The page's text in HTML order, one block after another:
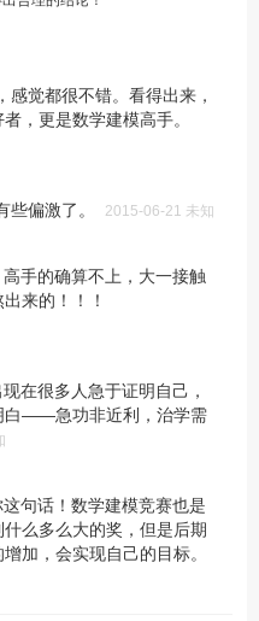
感觉都很不错。看得出来，
，更是数学建模高手。
些偏激了。 2015-06-21 未知
手的确算不上，大一接触
来的！！！
在很多人急于证明自己，
白——急功非近利，治学需
句话！数学建模竞赛也是
么多么大的奖，但是后期
加，会实现自己的目标。